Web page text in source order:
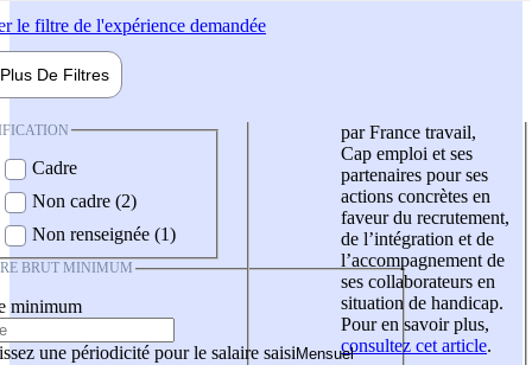
le filtre de l'expérience demandée
Plus De Filtres
Cadre
Non cadre (2)
Non renseignée (1)
BRUT MINIMUM
minimum
une périodicité pour le salaire saisi
par France travail,
Cap emploi et ses
partenaires pour ses
actions concrètes en
faveur du recrutement,
de l’intégration et de
l’accompagnement de
ses collaborateurs en
situation de handicap.
Pour en savoir plus,
consultez cet article.